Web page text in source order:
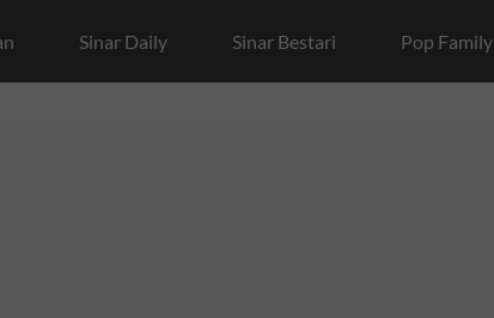
Sinar Daily Sinar Bestari Pop Family